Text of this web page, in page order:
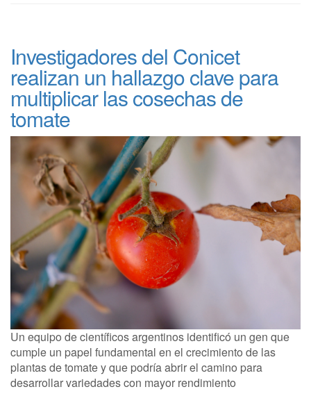
Investigadores del Conicet
realizan un hallazgo clave para
multiplicar las cosechas de
tomate
Un equipo de científicos argentinos identificó un gen que
cumple un papel fundamental en el crecimiento de las
plantas de tomate y que podría abrir el camino para
desarrollar variedades con mayor rendimiento